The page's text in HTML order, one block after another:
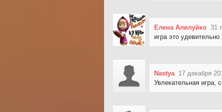
Елена Алилуйко 31
игра это удевительно
Nastya 17 декабря
Увлекательная игра,